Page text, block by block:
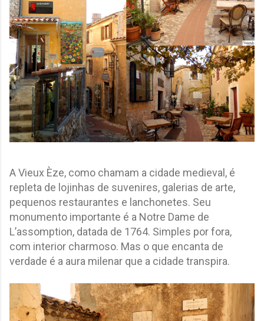
A Vieux Èze, como chamam a cidade medieval, é
repleta de lojinhas de suvenires, galerias de arte,
pequenos restaurantes e lanchonetes. Seu
monumento importante é a Notre Dame de
L’assomption, datada de 1764. Simples por fora,
com interior charmoso. Mas o que encanta de
verdade é a aura milenar que a cidade transpira.